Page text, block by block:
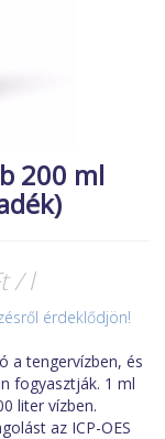
200 ml
/ l
érdeklődjön!
a tengervízben, és
fogyasztják. 1 ml
liter vízben.
az ICP-OES